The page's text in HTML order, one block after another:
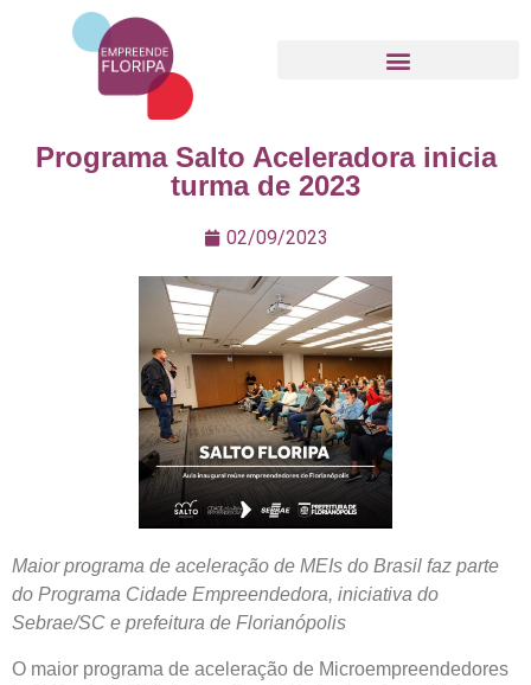
Programa Salto Aceleradora inicia
turma de 2023
02/09/2023
Maior programa de aceleração de MEIs do Brasil faz parte
do Programa Cidade Empreendedora, iniciativa do
Sebrae/SC e prefeitura de Florianópolis
O maior programa de aceleração de Microempreendedores